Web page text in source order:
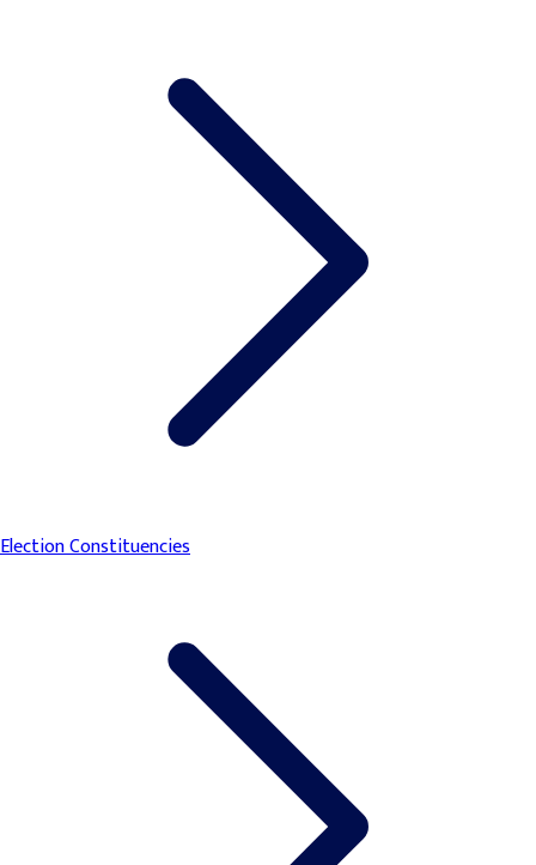
Election Constituencies